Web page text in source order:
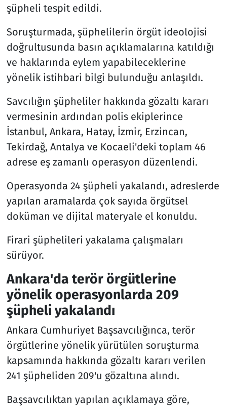
şüpheli tespit edildi.
Soruşturmada, şüphelilerin örgüt ideolojisi
doğrultusunda basın açıklamalarına katıldığı
ve haklarında eylem yapabileceklerine
yönelik istihbari bilgi bulunduğu anlaşıldı.
Savcılığın şüpheliler hakkında gözaltı kararı
vermesinin ardından polis ekiplerince
İstanbul, Ankara, Hatay, İzmir, Erzincan,
Tekirdağ, Antalya ve Kocaeli'deki toplam 46
adrese eş zamanlı operasyon düzenlendi.
Operasyonda 24 şüpheli yakalandı, adreslerde
yapılan aramalarda çok sayıda örgütsel
doküman ve dijital materyale el konuldu.
Firari şüphelileri yakalama çalışmaları
sürüyor.
Ankara'da terör örgütlerine
yönelik operasyonlarda 209
şüpheli yakalandı
Ankara Cumhuriyet Başsavcılığınca, terör
örgütlerine yönelik yürütülen soruşturma
kapsamında hakkında gözaltı kararı verilen
241 şüpheliden 209'u gözaltına alındı.
Başsavcılıktan yapılan açıklamaya göre,